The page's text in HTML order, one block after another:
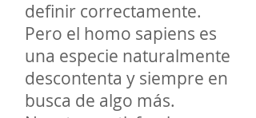
definir correctamente.
Pero el homo sapiens es
una especie naturalmente
descontenta y siempre en
busca de algo más.